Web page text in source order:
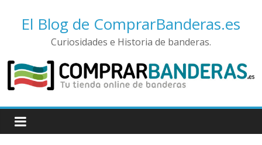
El Blog de ComprarBanderas.es
Curiosidades e Historia de banderas.